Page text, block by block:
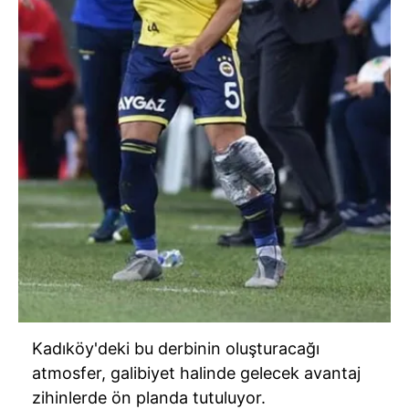
Kadıköy'deki bu derbinin oluşturacağı
atmosfer, galibiyet halinde gelecek avantaj
zihinlerde ön planda tutuluyor.